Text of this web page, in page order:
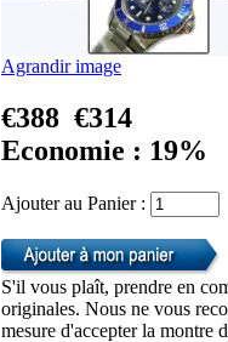
Agrandir image
€388 €314
Economie : 19%
Ajouter au Panier :
S'il vous plaît, prendre en
originales. Nous ne vous
mesure d'accepter la montre